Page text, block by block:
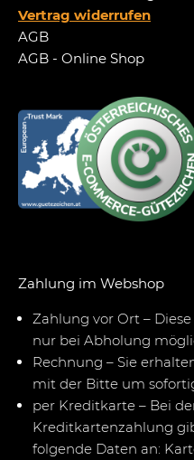
Vertrag widerrufen
AGB
AGB - Online Shop
Zahlung im Webshop
Zahlung vor Ort –
nur bei Abholung
Rechnung – Sie
mit der Bitte um
per Kreditkarte – Bei
Kreditkartenzahlung
folgende Daten an: